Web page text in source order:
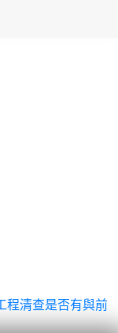
程清查是否有與前